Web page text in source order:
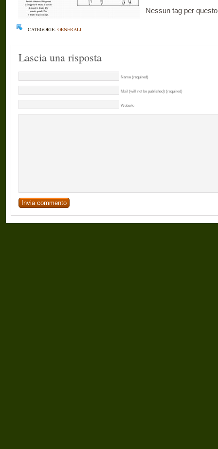
Nessun tag per
CATEGORIE: GENERALI
Lascia una risposta
Name (required)
Mail (will not be published) (required)
Website